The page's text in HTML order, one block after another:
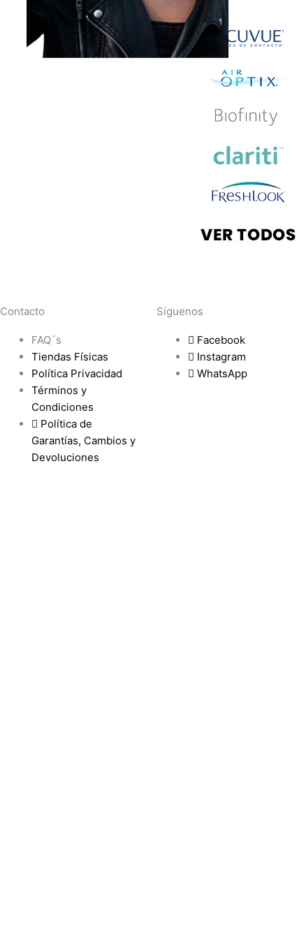
Contacto
FAQ´s
Tiendas Físicas
Política Privacidad
Términos y
Condiciones
Política de
Garantías, Cambios y
Devoluciones
Síguenos
Facebook
Instagram
WhatsApp